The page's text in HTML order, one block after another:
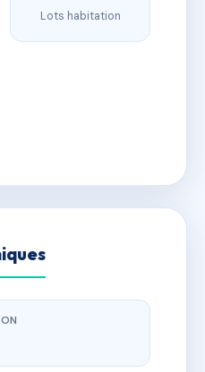
Lots habitation